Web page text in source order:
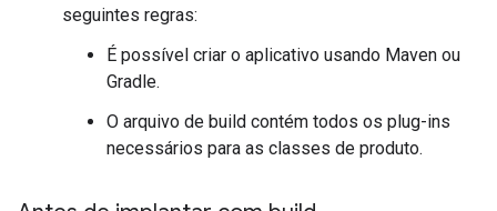
seguintes regras:
É possível criar o aplicativo usando Maven ou
Gradle.
O arquivo de build contém todos os plug-ins
necessários para as classes de produto.